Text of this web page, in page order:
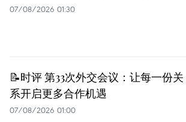
07/08/2026 01:30
📝时评 第33次外交会议：让每一份关
系开启更多合作机遇
07/08/2026 01:00